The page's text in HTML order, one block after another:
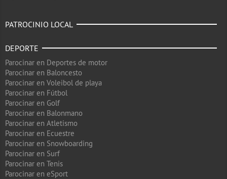
PATROCINIO LOCAL
DEPORTE
Parocinar en Deportes de motor
Parocinar en Baloncesto
Parocinar en Voleibol de playa
Parocinar en Fútbol
Parocinar en Golf
Parocinar en Balonmano
Parocinar en Atletismo
Parocinar en Ecuestre
Parocinar en Snowboarding
Parocinar en Surf
Parocinar en Tenis
Parocinar en eSport